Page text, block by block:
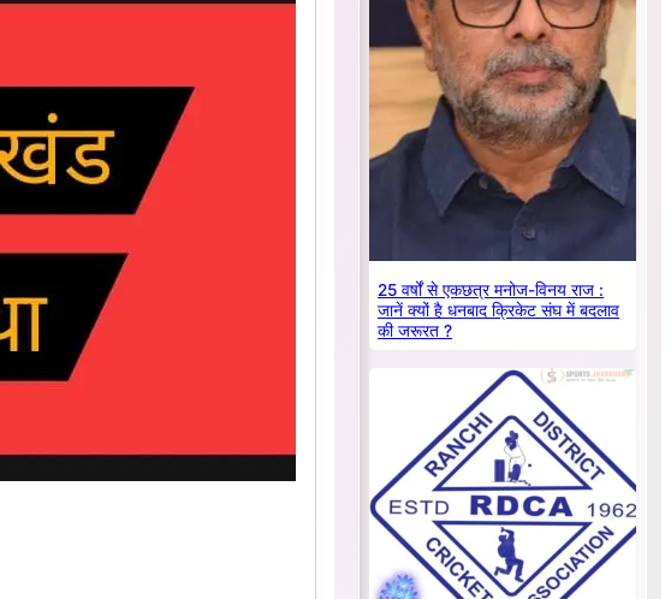
25 वर्षों से एकछत्र मनोज-विनय राज :
जानें क्यों है धनबाद क्रिकेट संघ में बदलाव
की जरूरत ?